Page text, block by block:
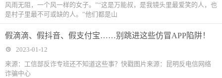
风雨无阻，一个风一样的女子。”“这是万能叔，是我镜头里最爱笑的人，也
是村子里最不可或缺的人。”他们都是山
假滴滴、假抖音、假支付宝……别跳进这些仿冒APP陷阱！
2023-01-12
来源：工信部反诈专班还不知道这些事？快戳图片来源：昆明反电信网络
诈骗中心